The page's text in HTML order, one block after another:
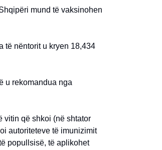
mund të vaksinohen
të nëntorit u kryen 18,434
u rekomandua nga
vitin që shkoi (në shtator
autoriteteve të imunizimit
popullsisë, të aplikohet